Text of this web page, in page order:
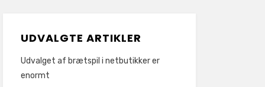
UDVALGTE ARTIKLER
Udvalget af brætspil i netbutikker er
enormt